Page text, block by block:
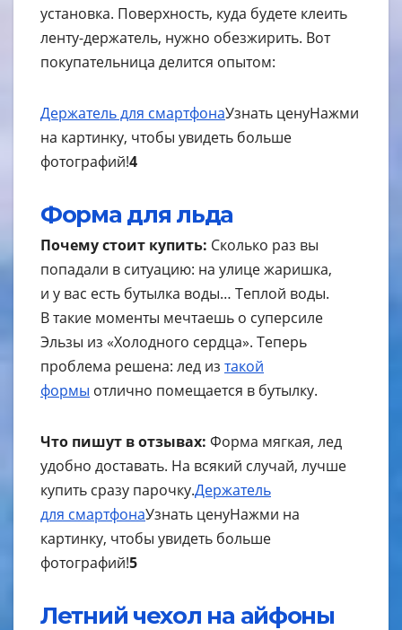
установка. Поверхность, куда будете клеить
ленту-держатель, нужно обезжирить. Вот
покупательница делится опытом:
Держатель для смартфонаУзнать ценуНажми
на картинку, чтобы увидеть больше
фотографий!4
Форма для льда
Почему стоит купить: Сколько раз вы
попадали в ситуацию: на улице жаришка,
и у вас есть бутылка воды… Теплой воды.
В такие моменты мечтаешь о суперсиле
Эльзы из «Холодного сердца». Теперь
проблема решена: лед из такой
формы отлично помещается в бутылку.
Что пишут в отзывах: Форма мягкая, лед
удобно доставать. На всякий случай, лучше
купить сразу парочку.Держатель
для смартфонаУзнать ценуНажми на
картинку, чтобы увидеть больше
фотографий!5
Летний чехол на айфоны